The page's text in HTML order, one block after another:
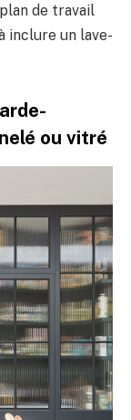
de travail
inclure un lave-
ou vitré